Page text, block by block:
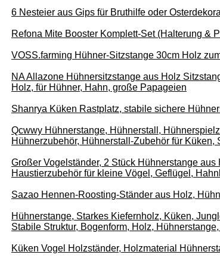
6 Nesteier aus Gips für Bruthilfe oder
Refona Mite Booster Komplett-Set (Halterung &
VOSS.farming Hühner-Sitzstange 30cm Holz
NA Allazone Hühnersitzstange aus Holz
Holz, für Hühner, Hahn, große Papageien
Shanrya Küken Rastplatz, stabile sichere
Qcwwy Hühnerstange, Hühnerstall,
Hühnerzubehör, Hühnerstall-Zubehör für Küken,
Großer Vogelständer, 2 Stück Hühnerstange
Haustierzubehör für kleine Vögel, Geflügel,
Sazao Hennen-Roosting-Ständer aus Holz,
Hühnerstange, Starkes Kiefernholz, Küken,
Stabile Struktur, Bogenform, Holz,
Küken Vogel Holzständer, Holzmaterial